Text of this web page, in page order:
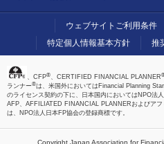
上へ
ウェブサイトご利用条件
特定個人情報基本方針
推
、CFP®、CERTIFIED FINANCIAL PLANNER
ランナー®は、米国外においてはFinancial Planning
のライセンス契約の下に、日本国内においてはNPO法
AFP、AFFILIATED FINANCIAL PLANNERおよびア
は、NPO法人日本FP協会の登録商標です。